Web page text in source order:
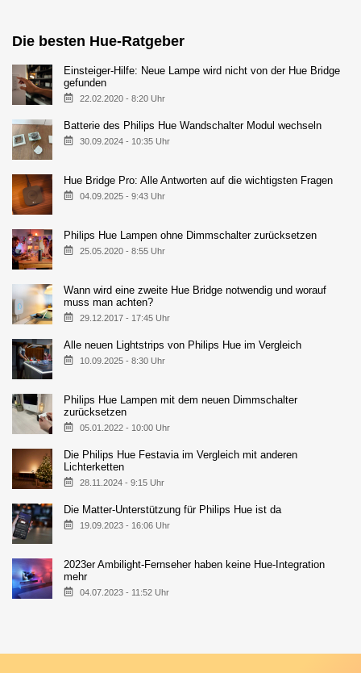
Die besten Hue-Ratgeber
Einsteiger-Hilfe: Neue Lampe wird nicht von der Hue Bridge
gefunden
22.02.2020 - 8:20 Uhr
Batterie des Philips Hue Wandschalter Modul wechseln
30.09.2024 - 10:35 Uhr
Hue Bridge Pro: Alle Antworten auf die wichtigsten Fragen
04.09.2025 - 9:43 Uhr
Philips Hue Lampen ohne Dimmschalter zurücksetzen
25.05.2020 - 8:55 Uhr
Wann wird eine zweite Hue Bridge notwendig und worauf
muss man achten?
29.12.2017 - 17:45 Uhr
Alle neuen Lightstrips von Philips Hue im Vergleich
10.09.2025 - 8:30 Uhr
Philips Hue Lampen mit dem neuen Dimmschalter
zurücksetzen
05.01.2022 - 10:00 Uhr
Die Philips Hue Festavia im Vergleich mit anderen
Lichterketten
28.11.2024 - 9:15 Uhr
Die Matter-Unterstützung für Philips Hue ist da
19.09.2023 - 16:06 Uhr
2023er Ambilight-Fernseher haben keine Hue-Integration
mehr
04.07.2023 - 11:52 Uhr